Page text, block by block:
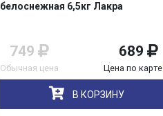
белоснежная 6,5кг Лакра
749
Обычная цена
689
Цена по карте
В КОРЗИНУ